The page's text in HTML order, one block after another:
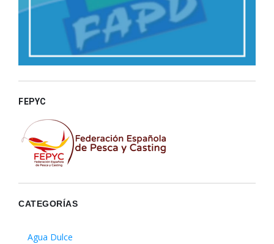
FEPYC
CATEGORÍAS
Agua Dulce